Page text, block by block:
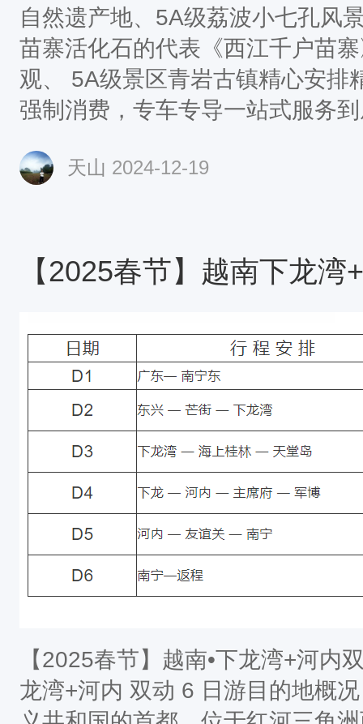
自然遗产地、5A级荔波小七孔风
苗寨活化石的代表《西江千户苗
观、 5A级景区青岩古镇精心安排精选精华景点，无变相
强制消费，专车专导一站式服务
十菜一汤。特色餐：【瀑香土鸡
的VIP。酒店精选舒适、干净的
天山 2024-12-19
【2025春节】越南下龙
【2025春节】越南•下龙湾+河内
龙湾+河内 双动 6 日游目的地概况： 河内是越南